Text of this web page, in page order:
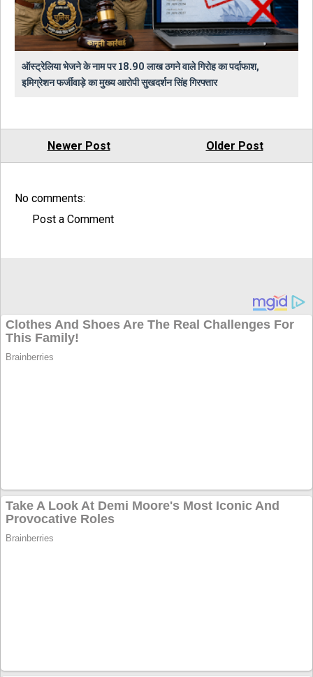
ऑस्ट्रेलिया भेजने के नाम पर 18.90 लाख ठगने वाले गिरोह का पर्दाफाश,
इमिग्रेशन फर्जीवाड़े का मुख्य आरोपी सुखदर्शन सिंह गिरफ्तार
Newer Post Older Post
No comments:
Post a Comment